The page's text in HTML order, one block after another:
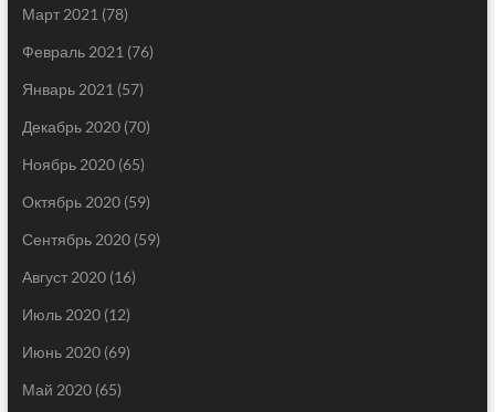
Март 2021 (78)
Февраль 2021 (76)
Январь 2021 (57)
Декабрь 2020(70)
Ноябрь 2020(65)
Октябрь 2020(59)
Сентябрь 2020(59)
Август 2020(16)
Июль 2020(12)
Июнь 2020(69)
Май 2020(65)